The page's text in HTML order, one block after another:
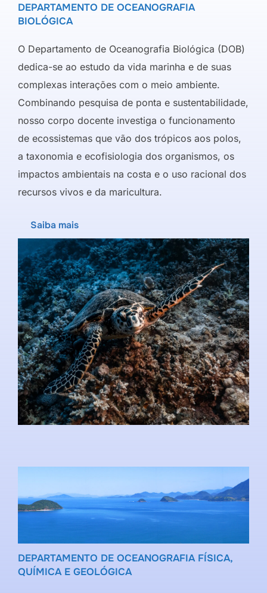
DEPARTAMENTO DE OCEANOGRAFIA
BIOLÓGICA
O Departamento de Oceanografia Biológica (DOB)
dedica-se ao estudo da vida marinha e de suas
complexas interações com o meio ambiente.
Combinando pesquisa de ponta e sustentabilidade,
nosso corpo docente investiga o funcionamento
de ecossistemas que vão dos trópicos aos polos,
a taxonomia e ecofisiologia dos organismos, os
impactos ambientais na costa e o uso racional dos
recursos vivos e da maricultura.
Saiba mais
DEPARTAMENTO DE OCEANOGRAFIA FÍSICA,
QUÍMICA E GEOLÓGICA